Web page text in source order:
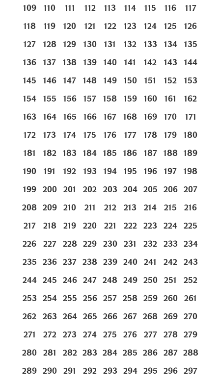
109
110 111 112 113 114 115 116
117
118
119 120 121 122 123 124 125
126
127
128 129 130 131 132 133 134
135
136
137 138 139 140 141 142 143
144
145
146 147 148 149 150 151 152
153
154
155 156 157 158 159 160 161
162
163
164 165 166 167 168 169 170
171
172
173 174 175 176 177 178 179
180
181
182 183 184 185 186 187 188
189
190
191 192 193 194 195 196 197
198
199
200 201 202 203 204 205 206 207
208
209 210 211 212 213 214 215
216
217
218 219 220 221 222 223 224
225
226
227 228 229 230 231 232 233
234
235
236 237 238 239 240 241 242
243
244 245 246 247 248 249 250 251
252
253
254 255 256 257 258 259 260
261
262
263 264 265 266 267 268 269 270
271
272 273 274 275 276 277 278
279
280
281 282 283 284 285 286 287 288
289 290 291 292 293 294 295 296 297